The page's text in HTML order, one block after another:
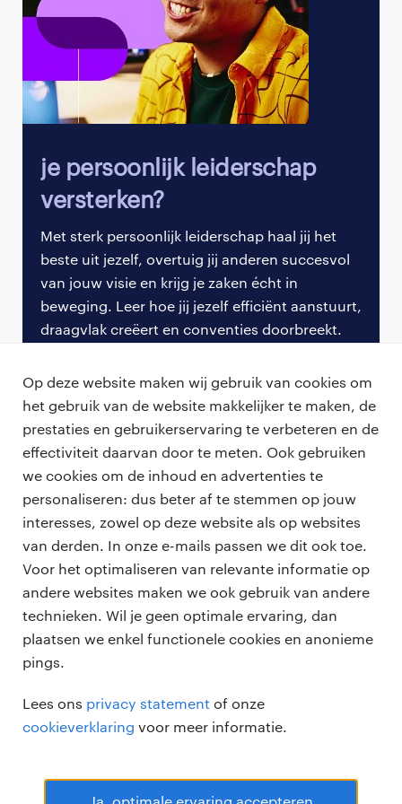
Op deze website maken wij gebruik van cookies om
het gebruik van de website makkelijker te maken, de
prestaties en gebruikerservaring te verbeteren en de
effectiviteit daarvan door te meten. Ook gebruiken
we cookies om de inhoud en advertenties te
personaliseren: dus beter af te stemmen op jouw
interesses, zowel op deze website als op websites
van derden. In onze e-mails passen we dit ook toe.
Voor het optimaliseren van relevante informatie op
andere websites maken we ook gebruik van andere
technieken. Wil je geen optimale ervaring, dan
plaatsen we enkel functionele cookies en anonieme
pings.
Lees ons privacy statement of onze
cookieverklaring voor meer informatie.
benadering
Wat hem het meest verrast aan het werken als
interim-professional? “De verbondenheid en
persoonlijke benadering bij Yacht. Ik was bang dat
wanneer je bij je eerste klant begint, je een beetje
“Eens in de twee weken word ik gebeld met de vraag
hoe het gaat, er zijn maandelijks borrels, elk
kwartaal een bijeenkomst,intervisietrainingen, ik
heb een appgroep met andere Yacht’ers én een
persoonlijk consultant waarmee ik spar over mijn
ontwikkeling.”
stellen
Als je weet in welke richting jij jezelf wilt ontwikkelen
ga je sneller vooruit. “Ik voel de ruimte en het
vertrouwen om die koers scherp te stellen. De eerste
twee maanden had ik bijvoorbeeld nog geen
opdracht. ‘Moet ik niet tussendoor een andere
opdracht oppakken?’, vroeg ik toen.”
“In plaats daarvan kreeg ik alle ruimte om de juiste
opdracht voor mij te vinden en kon ik allerlei
cursussen volgen via Yacht. Ook werd door het
sparren met mijn persoonlijk consultant helder
welke opleiding ik na mijn opdracht wil doen. Ik
twijfelde eerst, maar weet nu welke het best aansluit
bij mijn ambities.”
Je persoonlijk leiderschap
versterken?
Met sterk persoonlijk leiderschap haal jij het
beste uit jezelf, overtuig jij anderen succesvol
van jouw visie en krijg je zaken écht in
beweging. Leer hoe jij jezelf efficiënt aanstuurt,
draagvlak creëert en conventies doorbreekt.
Download de paper
professionals
vacatures
zzp-opdrachten
careers for expats
voor opdrachtgevers
vacature plaatsen
over ons
werken bij Randstad
onze kantoren